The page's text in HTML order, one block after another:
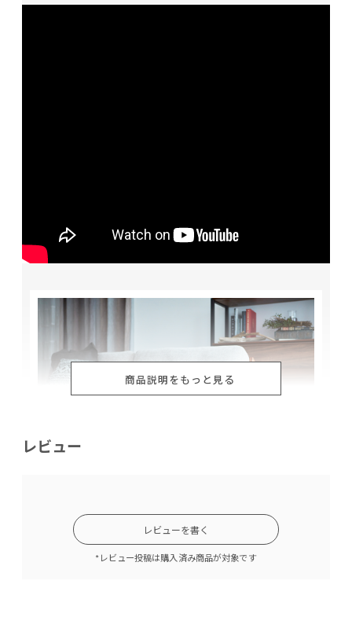
低い座面にゆったりとくつろげ
商品説明をもっと見る
レビュー
レビューを書く
*レビュー投稿は購入済み商品が対象です